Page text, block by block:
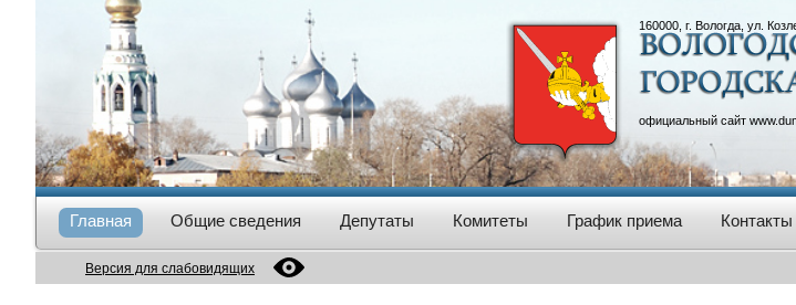
160000, г. Вологда, ул.
официальный сайт
Главная Общие сведения Депутаты Комитеты График приема Контакты
Версия для слабовидящих